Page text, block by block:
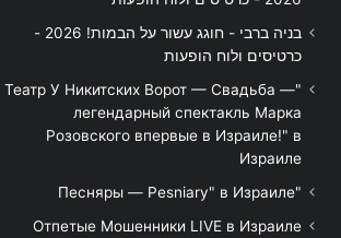
בניה ברבי - חוגג עשור על הבמות! 2026 -
כרטיסים ולוח הופעות
"Театр У Никитских Ворот — Свадьба —
легендарный спектакль Марка
Розовского впервые в Израиле!" в
Израиле
"Песняры — Pesniary" в Израиле
Отпетые Мошенники LIVE в Израиле